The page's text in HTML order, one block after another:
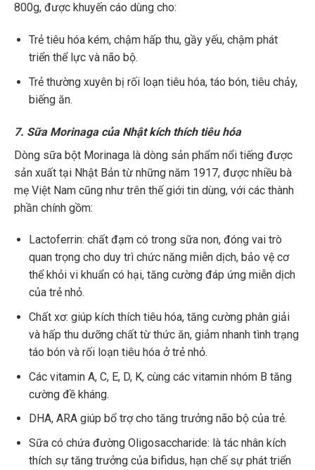
800g, được khuyến cáo dùng cho:
Trẻ tiêu hóa kém, chậm hấp thu, gầy yếu, chậm phát
triển thể lực và não bộ.
Trẻ thường xuyên bị rối loạn tiêu hóa, táo bón, tiêu chảy,
biếng ăn.
7. Sữa Morinaga của Nhật kích thích tiêu hóa
Dòng sữa bột Morinaga là dòng sản phẩm nổi tiếng được
sản xuất tại Nhật Bản từ những năm 1917, được nhiều bà
mẹ Việt Nam cũng như trên thế giới tin dùng, với các thành
phần chính gồm:
Lactoferrin: chất đạm có trong sữa non, đóng vai trò
quan trọng cho duy trì chức năng miễn dịch, bảo vệ cơ
thể khỏi vi khuẩn có hại, tăng cường đáp ứng miễn dịch
của trẻ nhỏ.
Chất xơ: giúp kích thích tiêu hóa, tăng cường phân giải
và hấp thu dưỡng chất từ thức ăn, giảm nhanh tình trạng
táo bón và rối loạn tiêu hóa ở trẻ nhỏ.
Các vitamin A, C, E, D, K, cùng các vitamin nhóm B tăng
cường đề kháng.
DHA, ARA giúp bổ trợ cho tăng trưởng não bộ của trẻ.
Sữa có chứa đường Oligosaccharide: là tác nhân kích
thích sự tăng trưởng của bifidus, hạn chế sự phát triển